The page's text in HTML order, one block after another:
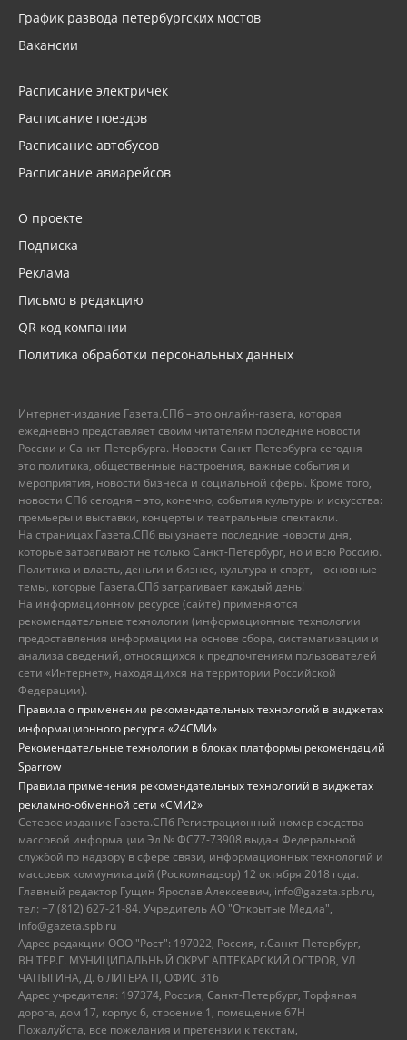
График развода петербургских мостов
Вакансии
Расписание электричек
Расписание поездов
Расписание автобусов
Расписание авиарейсов
О проекте
Подписка
Реклама
Письмо в редакцию
QR код компании
Политика обработки персональных данных
Интернет-издание Газета.СПб – это онлайн-газета, которая
ежедневно представляет своим читателям последние новости
России и Санкт-Петербурга. Новости Санкт-Петербурга сегодня –
это политика, общественные настроения, важные события и
мероприятия, новости бизнеса и социальной сферы. Кроме того,
новости СПб сегодня – это, конечно, события культуры и искусства:
премьеры и выставки, концерты и театральные спектакли.
На страницах Газета.СПб вы узнаете последние новости дня,
которые затрагивают не только Санкт-Петербург, но и всю Россию.
Политика и власть, деньги и бизнес, культура и спорт, – основные
темы, которые Газета.СПб затрагивает каждый день!
На информационном ресурсе (сайте) применяются
рекомендательные технологии (информационные технологии
предоставления информации на основе сбора, систематизации и
анализа сведений, относящихся к предпочтениям пользователей
сети «Интернет», находящихся на территории Российской
Федерации).
Правила о применении рекомендательных технологий в виджетах
информационного ресурса «24СМИ»
Рекомендательные технологии в блоках платформы рекомендаций
Sparrow
Правила применения рекомендательных технологий в виджетах
рекламно-обменной сети «СМИ2»
Сетевое издание Газета.СПб Регистрационный номер средства
массовой информации Эл № ФС77-73908 выдан Федеральной
службой по надзору в сфере связи, информационных технологий и
массовых коммуникаций (Роскомнадзор) 12 октября 2018 года.
Главный редактор Гущин Ярослав Алексеевич, info@gazeta.spb.ru,
тел: +7 (812) 627-21-84. Учредитель АО "Открытые Медиа",
info@gazeta.spb.ru
Адрес редакции ООО "Рост": 197022, Россия, г.Санкт-Петербург,
ВН.ТЕР.Г. МУНИЦИПАЛЬНЫЙ ОКРУГ АПТЕКАРСКИЙ ОСТРОВ, УЛ
ЧАПЫГИНА, Д. 6 ЛИТЕРА П, ОФИС 316
Адрес учредителя: 197374, Россия, Санкт-Петербург, Торфяная
дорога, дом 17, корпус 6, строение 1, помещение 67Н
Пожалуйста, все пожелания и претензии к текстам,